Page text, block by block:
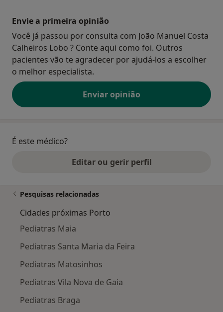
Envie a primeira opinião
Você já passou por consulta com João Manuel Costa
Calheiros Lobo ? Conte aqui como foi. Outros
pacientes vão te agradecer por ajudá-los a escolher
o melhor especialista.
Enviar opinião
É este médico?
Editar ou gerir perfil
Pesquisas relacionadas
Cidades próximas Porto
Pediatras Maia
Pediatras Santa Maria da Feira
Pediatras Matosinhos
Pediatras Vila Nova de Gaia
Pediatras Braga